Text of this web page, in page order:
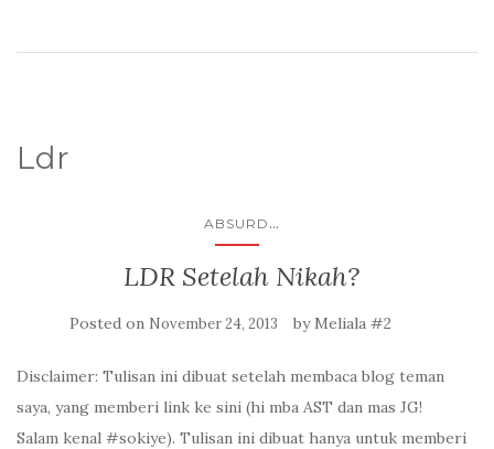
Ldr
ABSURD ...
LDR Setelah Nikah?
Posted on November 24, 2013 byMeliala #2
Disclaimer: Tulisan ini dibuat setelah membaca blog teman
saya, yang memberi link ke sini (hi mba AST dan mas JG!
Salam kenal #sokiye). Tulisan ini dibuat hanya untuk memberi